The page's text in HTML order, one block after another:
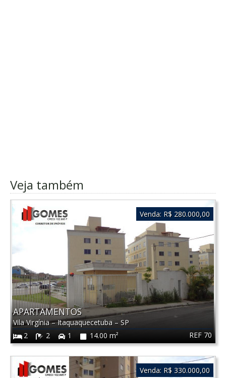
Veja também
REF 70
APARTAMENTOS
Vila Virgínia–Itaquaquecetuba – SP
2
2 1 14.00 m²
Venda: R$ 280.000,00
Venda: R$ 330.000,00